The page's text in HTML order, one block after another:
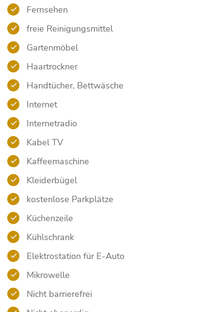
Fernsehen
freie Reinigungsmittel
Gartenmöbel
Haartrockner
Handtücher, Bettwäsche
Internet
Internetradio
Kabel TV
Kaffeemaschine
Kleiderbügel
kostenlose Parkplätze
Küchenzeile
Kühlschrank
Elektrostation für E-Auto
Mikrowelle
Nicht barrierefrei